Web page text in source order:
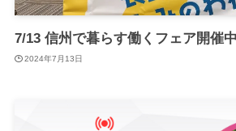
7/13 信州で暮らす働くフェア開催
2024年7月13日